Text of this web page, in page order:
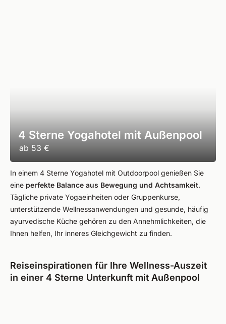
4 Sterne Yogahotel mit Außenpool
ab 53 €
In einem 4 Sterne Yogahotel mit Outdoorpool genießen Sie
eine perfekte Balance aus Bewegung und Achtsamkeit.
Tägliche private Yogaeinheiten oder Gruppenkurse,
unterstützende Wellnessanwendungen und gesunde, häufig
ayurvedische Küche gehören zu den Annehmlichkeiten, die
Ihnen helfen, Ihr inneres Gleichgewicht zu finden.
Reiseinspirationen für Ihre Wellness-Auszeit
in einer 4 Sterne Unterkunft mit Außenpool